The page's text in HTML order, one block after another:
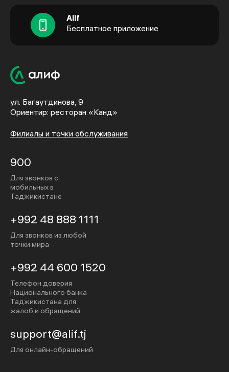
Alif
Бесплатное приложение
ул. Багаутдинова, 9
Ориентир: ресторан «Канд»
Филиалы и точки обслуживания
900
Для звонков с
мобильных в
Таджикистане
+992 48 888 1111
Для звонков из любой
точки мира
+992 44 600 1520
Телефон доверия
Национального банка
Таджикистана для
жалоб и обращений
support@alif.tj
Для онлайн-обращений